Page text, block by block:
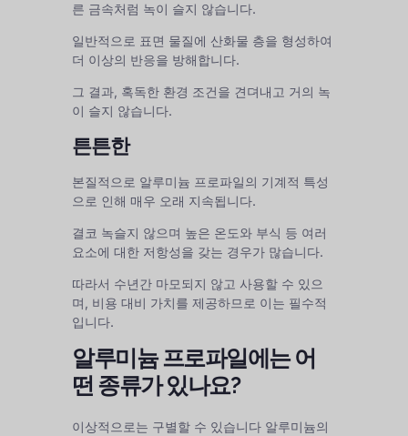
른 금속처럼 녹이 슬지 않습니다.
일반적으로 표면 물질에 산화물 층을 형성하여
더 이상의 반응을 방해합니다.
그 결과, 혹독한 환경 조건을 견뎌내고 거의 녹
이 슬지 않습니다.
튼튼한
본질적으로 알루미늄 프로파일의 기계적 특성
으로 인해 매우 오래 지속됩니다.
결코 녹슬지 않으며 높은 온도와 부식 등 여러
요소에 대한 저항성을 갖는 경우가 많습니다.
따라서 수년간 마모되지 않고 사용할 수 있으
며, 비용 대비 가치를 제공하므로 이는 필수적
입니다.
알루미늄 프로파일에는 어
떤 종류가 있나요?
이상적으로는 구별할 수 있습니다 알루미늄의